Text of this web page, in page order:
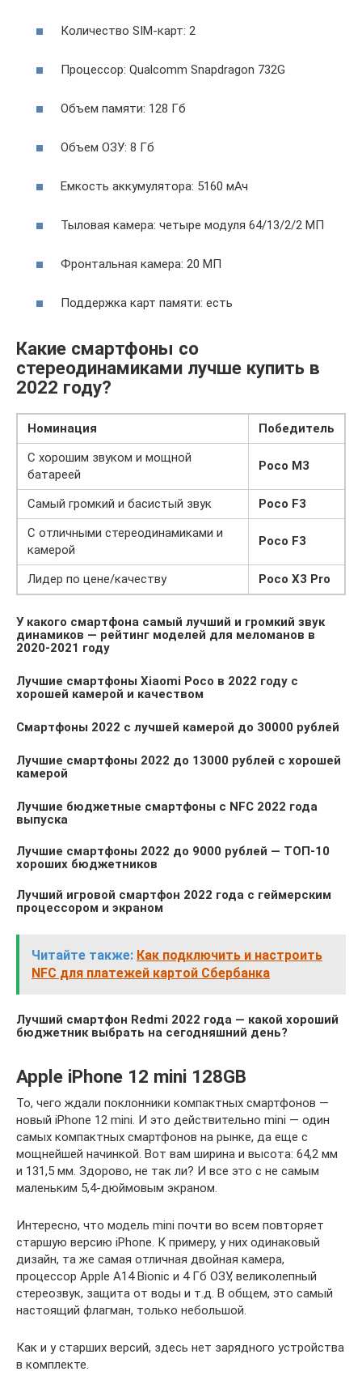
Количество SIM-карт: 2
Процессор: Qualcomm Snapdragon 732G
Объем памяти: 128 Гб
Объем ОЗУ: 8 Гб
Емкость аккумулятора: 5160 мАч
Тыловая камера: четыре модуля 64/13/2/2 МП
Фронтальная камера: 20 МП
Поддержка карт памяти: есть
Какие смартфоны со
стереодинамиками лучше купить в
2022 году?
Номинация
Победитель
С хорошим звуком и мощной
батареей
Poco M3
Самый громкий и басистый звук
Poco F3
С отличными стереодинамиками и
камерой
Poco F3
Лидер по цене/качеству Poco X3 Pro
У какого смартфона самый лучший и громкий звук
динамиков — рейтинг моделей для меломанов в
2020-2021 году
Лучшие смартфоны Xiaomi Poco в 2022 году с
хорошей камерой и качеством
Смартфоны 2022 с лучшей камерой до 30000 рублей
Лучшие смартфоны 2022 до 13000 рублей с хорошей
камерой
Лучшие бюджетные смартфоны с NFC 2022 года
выпуска
Лучшие смартфоны 2022 до 9000 рублей — ТОП-10
хороших бюджетников
Лучший игровой смартфон 2022 года с геймерским
процессором и экраном
Читайте также: Как подключить и настроить
NFC для платежей картой Сбербанка
Лучший смартфон Redmi 2022 года — какой хороший
бюджетник выбрать на сегодняшний день?
Apple iPhone 12 mini 128GB
То, чего ждали поклонники компактных смартфонов —
новый iPhone 12 mini. И это действительно mini — один
самых компактных смартфонов на рынке, да еще с
мощнейшей начинкой. Вот вам ширина и высота: 64,2 мм
и 131,5 мм. Здорово, не так ли? И все это с не самым
маленьким 5,4-дюймовым экраном.
Интересно, что модель mini почти во всем повторяет
старшую версию iPhone. К примеру, у них одинаковый
дизайн, та же самая отличная двойная камера,
процессор Apple A14 Bionic и 4 Гб ОЗУ, великолепный
стереозвук, защита от воды и т.д. В общем, это самый
настоящий флагман, только небольшой.
Как и у старших версий, здесь нет зарядного устройства
в комплекте.